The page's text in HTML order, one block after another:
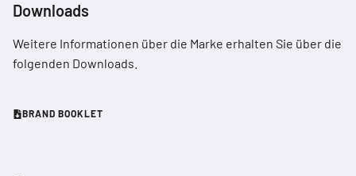
Downloads
Weitere Informationen über die Marke erhalten Sie über die
folgenden Downloads.
BRAND BOOKLET